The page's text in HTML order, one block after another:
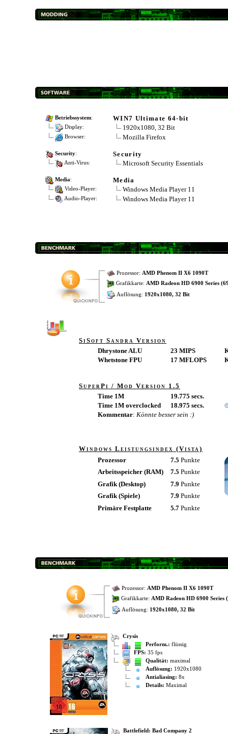
Betriebssystem: WIN7 Ultimate 64-bit
Display: 1920x1080, 32 Bit
Browser: Mozilla Firefox
Security: Security
Anti-Virus: Microsoft Security Essentials
Media: Media
Video-Player: Windows Media Player 11
Audio-Player: Windows Media Player 11
Prozessor: AMD Phenom II X6 1090T
Grafikkarte: AMD Radeon HD 6900 Series
Auflösung: 1920x1080, 32 Bit
SiSoft Sandra Version
Dhrystone ALU
23 MIPS
Whetstone FPU
17 MFLOPS
SuperPi / Mod Version 1.5
Time 1M
19.775 secs.
Time 1M overclocked
18.975 secs.
Kommentar: Könnte besser sein :)
Windows Leistungsindex (Vista)
Prozessor
7.5 Punkte
Arbeitsspeicher (RAM)
7.5 Punkte
Grafik (Desktop)
7.9 Punkte
Grafik (Spiele)
7.9 Punkte
Primäre Festplatte
5.7 Punkte
Prozessor: AMD Phenom II X6 1090T
Grafikkarte: AMD Radeon HD 6900 Series
Auflösung: 1920x1080, 32 Bit
Crysis
Perform.: flüssig
FPS: 35 fps
Qualität: maximal
Auflösung: 1920x1080
Antialiasing: 8x
Details: Maximal
Battlefield: Bad Company 2